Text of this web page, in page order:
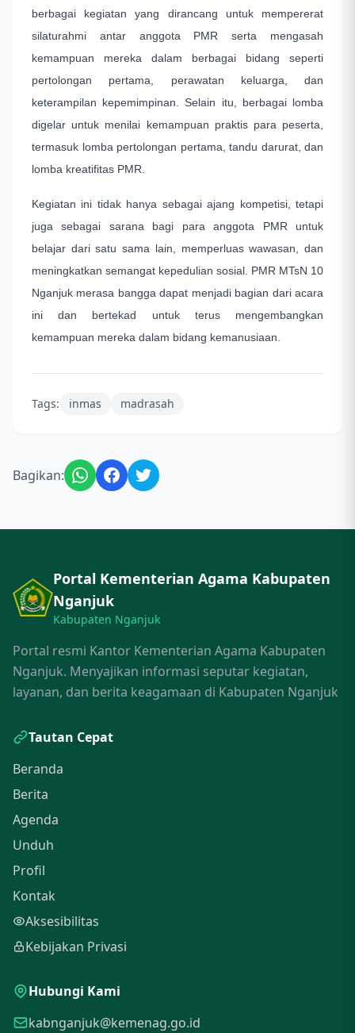
berbagai kegiatan yang dirancang untuk mempererat
silaturahmi antar anggota PMR serta mengasah
kemampuan mereka dalam berbagai bidang seperti
pertolongan pertama, perawatan keluarga, dan
keterampilan kepemimpinan. Selain itu, berbagai lomba
digelar untuk menilai kemampuan praktis para peserta,
termasuk lomba pertolongan pertama, tandu darurat, dan
lomba kreatifitas PMR.
Kegiatan ini tidak hanya sebagai ajang kompetisi, tetapi
juga sebagai sarana bagi para anggota PMR untuk
belajar dari satu sama lain, memperluas wawasan, dan
meningkatkan semangat kepedulian sosial. PMR MTsN 10
Nganjuk merasa bangga dapat menjadi bagian dari acara
ini dan bertekad untuk terus mengembangkan
kemampuan mereka dalam bidang kemanusiaan.
Tags: inmas madrasah
Bagikan:
Portal Kementerian Agama Kabupaten
Nganjuk
Kabupaten Nganjuk
Portal resmi Kantor Kementerian Agama Kabupaten
Nganjuk. Menyajikan informasi seputar kegiatan,
layanan, dan berita keagamaan di Kabupaten Nganjuk
Tautan Cepat
Beranda
Berita
Agenda
Unduh
Profil
Kontak
Aksesibilitas
Kebijakan Privasi
Hubungi Kami
kabnganjuk@kemenag.go.id